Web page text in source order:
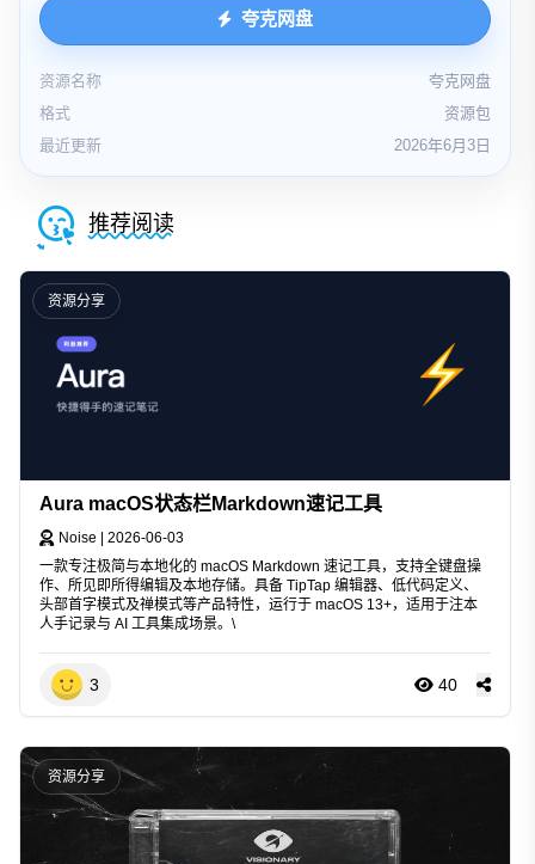
夸克网盘
资源名称
夸克网盘
格式
资源包
最近更新
2026年6月3日
推荐阅读
资源分享
Aura macOS状态栏Markdown速记工具
Noise | 2026-06-03
一款专注极简与本地化的 macOS Markdown 速记工具，支持全键盘操
作、所见即所得编辑及本地存储。具备 TipTap 编辑器、低代码定义、
头部首字模式及禅模式等产品特性，运行于 macOS 13+，适用于注本
人手记录与 AI 工具集成场景。\
3 40
资源分享